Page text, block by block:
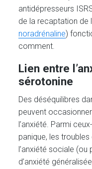
antidépresseurs
de la recaptation de
noradrénaline)
comment.
Lien entre
sérotonine
Des déséquilibres
peuvent
l’anxiété. Parmi
panique, les
l’anxiété sociale
d’anxiété